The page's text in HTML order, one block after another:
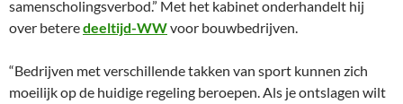
samenscholingsverbod.” Met het kabinet onderhandelt hij
over beteredeeltijd-WWvoor bouwbedrijven.
“Bedrijven met verschillende takken van sport kunnen zich
moeilijk op de huidige regeling beroepen. Als je ontslagen wilt